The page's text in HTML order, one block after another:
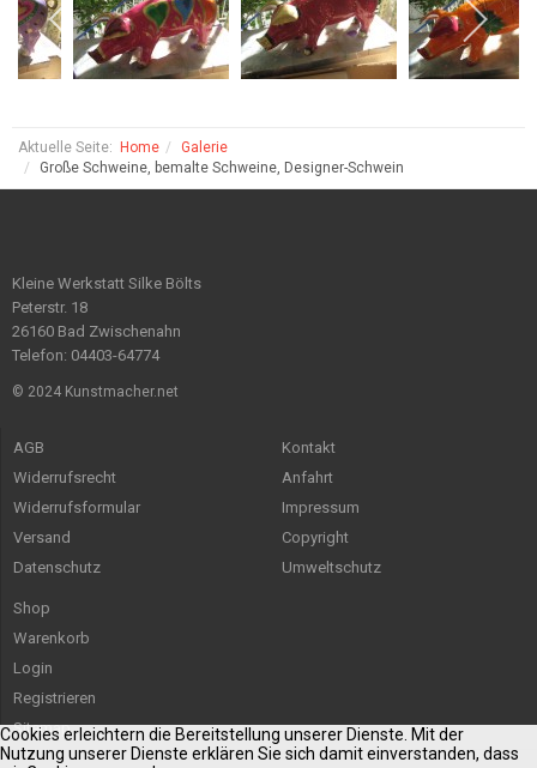
Aktuelle Seite: Home
Galerie
Große Schweine, bemalte Schweine, Designer-Schwein
Kleine Werkstatt Silke Bölts
Peterstr. 18
26160 Bad Zwischenahn
Telefon: 04403-64774
© 2024 Kunstmacher.net
AGB
Widerrufsrecht
Widerrufsformular
Versand
Datenschutz
Kontakt
Anfahrt
Impressum
Copyright
Umweltschutz
Shop
Warenkorb
Login
Registrieren
Sitemap
Cookies erleichtern die Bereitstellung unserer Dienste. Mit der
Nutzung unserer Dienste erklären Sie sich damit einverstanden, dass